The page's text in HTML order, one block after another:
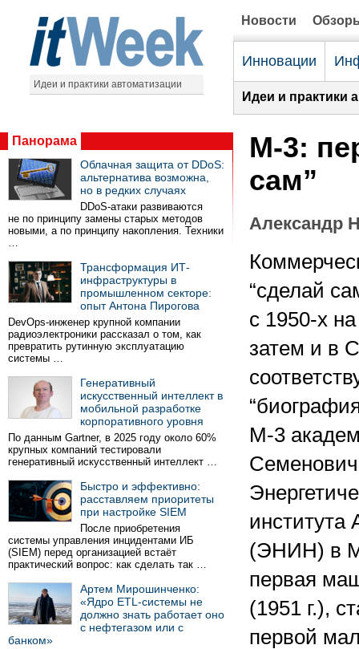
Идеи и практики автоматизации
Новости
Инновации
Идеи и практики
Панорама
Облачная защита от DDoS:
альтернатива возможна,
но в редких случаях
DDoS-атаки развиваются
не по принципу замены старых методов
новыми, а по принципу накопления. Техники
…
Трансформация ИТ-
инфраструктуры в
промышленном секторе:
опыт Антона Пирогова
DevOps-инженер крупной компании
радиоэлектроники рассказал о том, как
превратить рутинную эксплуатацию
системы …
Генеративный
искусственный интеллект в
мобильной разработке
корпоративного уровня
По данным Gartner, в 2025 году около 60%
крупных компаний тестировали
генеративный искусственный интеллект …
Быстро и эффективно:
расставляем приоритеты
при настройке SIEM
После приобретения
системы управления инцидентами ИБ
(SIEM) перед организацией встаёт
практический вопрос: как сделать так …
Артем Мирошинченко:
«Ядро ETL-системы не
должно знать работает оно
с нефтегазом или с
банком»
М-3:
сам”
Александр
“сделай
с 1950-х
затем и в
М-3
(ЭНИН) в
первая
(1951 г.),
первой